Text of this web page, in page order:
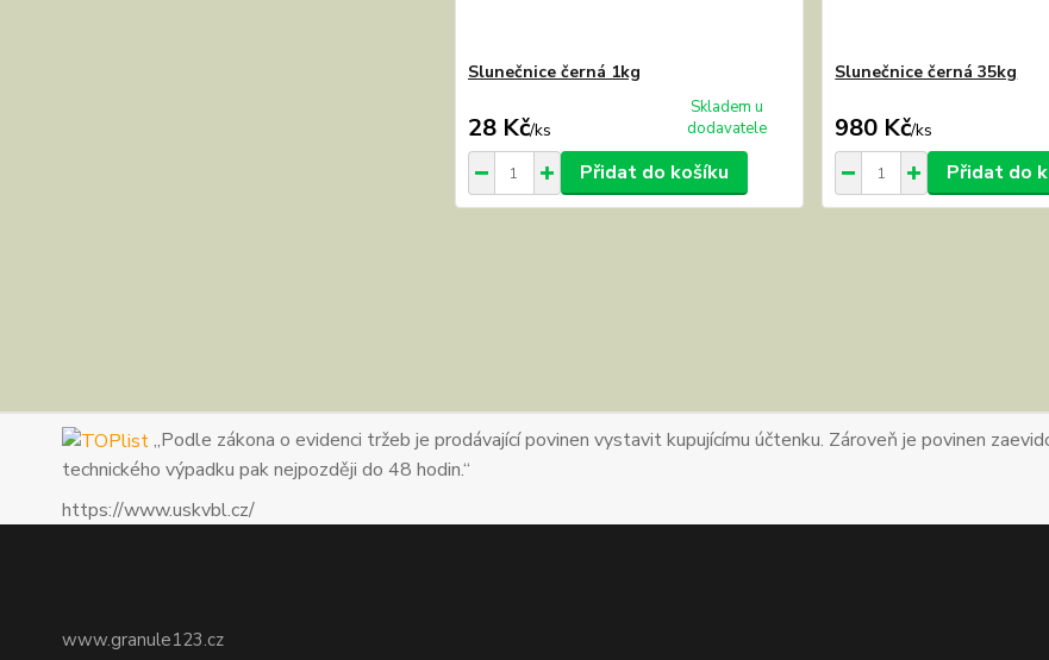
Slunečnice černá 1kg
28 Kč/ks
Skladem u
dodavatele
Přidat do košíku
Slunečnice černá 35kg
980 Kč/ks
Přidat do
„Podle zákona o evidenci tržeb je prodávající povinen vystavit kupujícímu účtenku. Zároveň je povinen
technického výpadku pak nejpozději do 48 hodin.“
https://www.uskvbl.cz/
www.granule123.cz